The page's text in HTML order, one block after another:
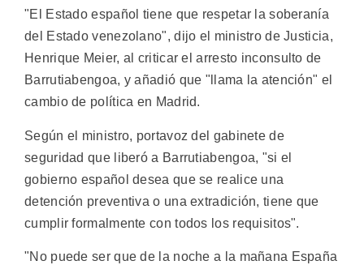
"El Estado español tiene que respetar la soberanía
del Estado venezolano", dijo el ministro de Justicia,
Henrique Meier, al criticar el arresto inconsulto de
Barrutiabengoa, y añadió que "llama la atención" el
cambio de política en Madrid.
Según el ministro, portavoz del gabinete de
seguridad que liberó a Barrutiabengoa, "si el
gobierno español desea que se realice una
detención preventiva o una extradición, tiene que
cumplir formalmente con todos los requisitos".
"No puede ser que de la noche a la mañana España